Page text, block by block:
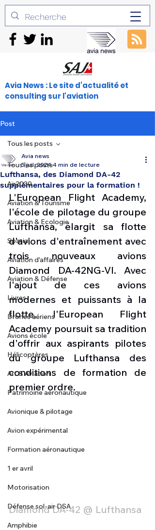
Avia News : Le site d'actualité et
consulting sur l'aviation
Post
Tous les posts
Air2030
Aviation & Tourisme
Aviation & Ecologie
Spatial
Aviation d'affaires
Aviation & Défense
Livres
Drones aériens
Avions école
Hélicoptères
Art & Aviation
Patrimoine aéronautique
Avionique & pilotage
Avion expérimental
Formation aéronautique
1 er avril
Motorisation
Défense sol-air DSA
Amphibie
Tous les posts
Lufthansa, des Diamond DA-42
supplémentaires pour la formation !
Avia news
5 juil. 2024 4 min de lecture
L'European Flight Academy,
l'école de pilotage du groupe
Lufthansa, élargit sa flotte
d'avions d'entraînement avec
trois nouveaux avions
Diamond DA-42NG-VI. Avec
l'ajout de ces avions
modernes et puissants à la
flotte, l'European Flight
Academy poursuit sa tradition
d'offrir aux aspirants pilotes
du groupe Lufthansa des
conditions de formation de
premier ordre.
Diamond DA-42 @ Lufthansa